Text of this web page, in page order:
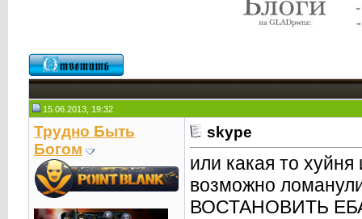
15.06.2013, 19:32
Трудно Быть
Богом
skype
или какая то
возможно
ВОСТАНОВИТЬ